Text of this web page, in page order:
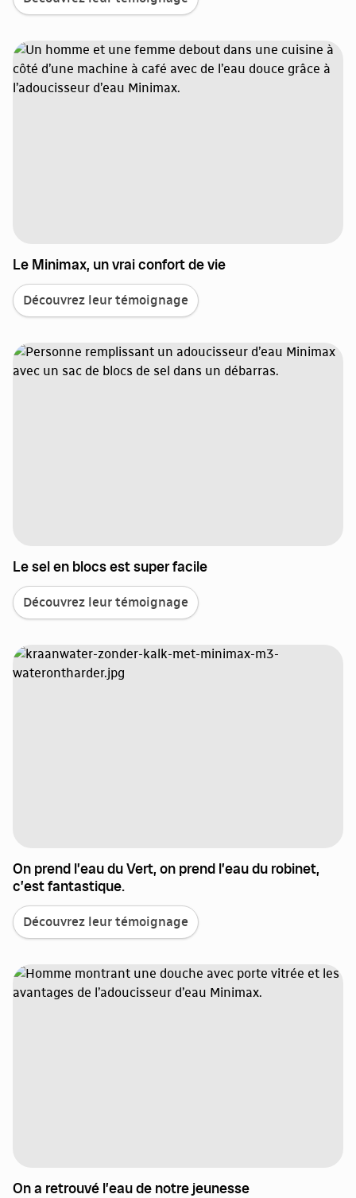
Le Minimax, un vrai confort de vie
Découvrez leur témoignage
Le sel en blocs est super facile
Découvrez leur témoignage
On prend l’eau du Vert, on prend l’eau du robinet,
c’est fantastique.
Découvrez leur témoignage
On a retrouvé l’eau de notre jeunesse